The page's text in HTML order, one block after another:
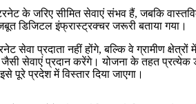
के जरिए सीमित सेवाएं संभव हैं, जबकि
डिजिटल इंफ्रास्ट्रक्चर जरूरी बताया गया।
सेवा प्रदाता नहीं होंगे, बल्कि वे ग्रामीण
जैसी सेवाएं प्रदान करेंगे। योजना के तहत
प्रदेश में विस्तार दिया जाएगा।